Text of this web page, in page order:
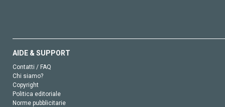
AIDE & SUPPORT
Contatti / FAQ
Chi siamo?
Copyright
Politica editoriale
Norme pubblicitarie